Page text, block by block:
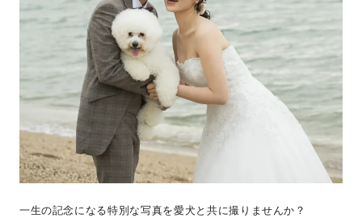
一生の記念になる特別な写真を愛犬と共に撮りませんか？